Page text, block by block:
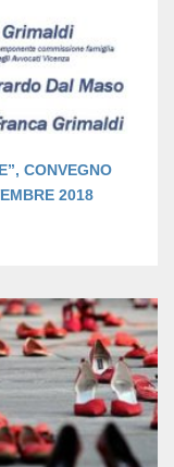
CONVEGNO
2018